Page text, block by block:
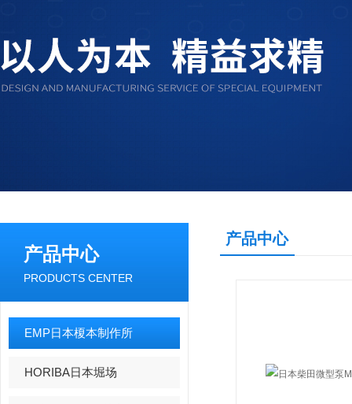
产品中心
PRODUCTS CENTER
EMP日本榎本制作所
HORIBA日本堀场
产品中心